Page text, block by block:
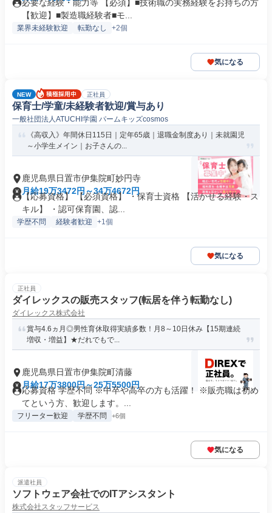
必要な経験・能力等 【必須】■技術職の実務経験をお持ちの方
【歓迎】■製造職経験者■モ...
業界未経験歓迎 転勤なし +2個
気になる
NEW 正社員
保育士/学童/未経験者歓迎/賞与あり
一般社団法人ATUCHI学園 パームキッズcosmos
《高収入》年間休日115日｜定年65歳｜退職金制度あり｜未就園児
～小学生メイン｜お子さんの...
鹿児島県日置市伊集院町妙円寺
月給19万3472円～34万4672円
【応募資格】 【必須資格】 ・保育士資格 【活かせる経験・ス
キル】 ・認可保育園、認...
学歴不問 経験者歓迎 +1個
気になる
正社員
ダイレックスの販売スタッフ(転居を伴う転勤なし)
ダイレックス株式会社
賞与4.6ヵ月◎男性育休取得実績多数！月8～10日休み【15期連続
増収・増益】★だれでもで...
鹿児島県日置市伊集院町清藤
月給17万3800円～25万5500円
応募資格 学歴不問 ※中卒や高卒の方も活躍！ ※販売職は初め
てという方、歓迎します。...
フリーター歓迎 学歴不問 +6個
気になる
派遣社員
ソフトウェア会社でのITアシスタント
株式会社スタッフサービス